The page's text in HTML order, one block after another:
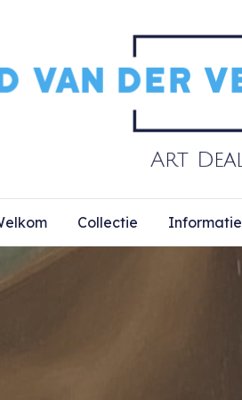
Collectie Informatie